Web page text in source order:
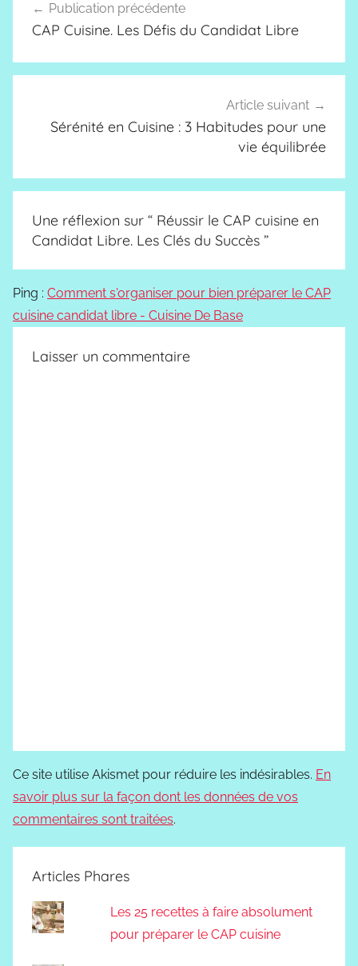
de
Publication précédente
CAP Cuisine. Les Défis du Candidat Libre
Article suivant
Sérénité en Cuisine : 3 Habitudes pour une
vie équilibrée
Une réflexion sur “ Réussir le CAP cuisine en
Candidat Libre. Les Clés du Succès ”
Ping : Comment s'organiser pour bien préparer le CAP
cuisine candidat libre - Cuisine De Base
Laisser un commentaire
Ce site utilise Akismet pour réduire les indésirables. En
savoir plus sur la façon dont les données de vos
commentaires sont traitées.
Articles Phares
Les 25 recettes à faire absolument
pour préparer le CAP cuisine